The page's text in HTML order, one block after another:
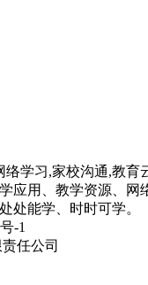
学习,家校沟通,教育
应用、教学资源、
处能学、时时可学。
-1
任公司